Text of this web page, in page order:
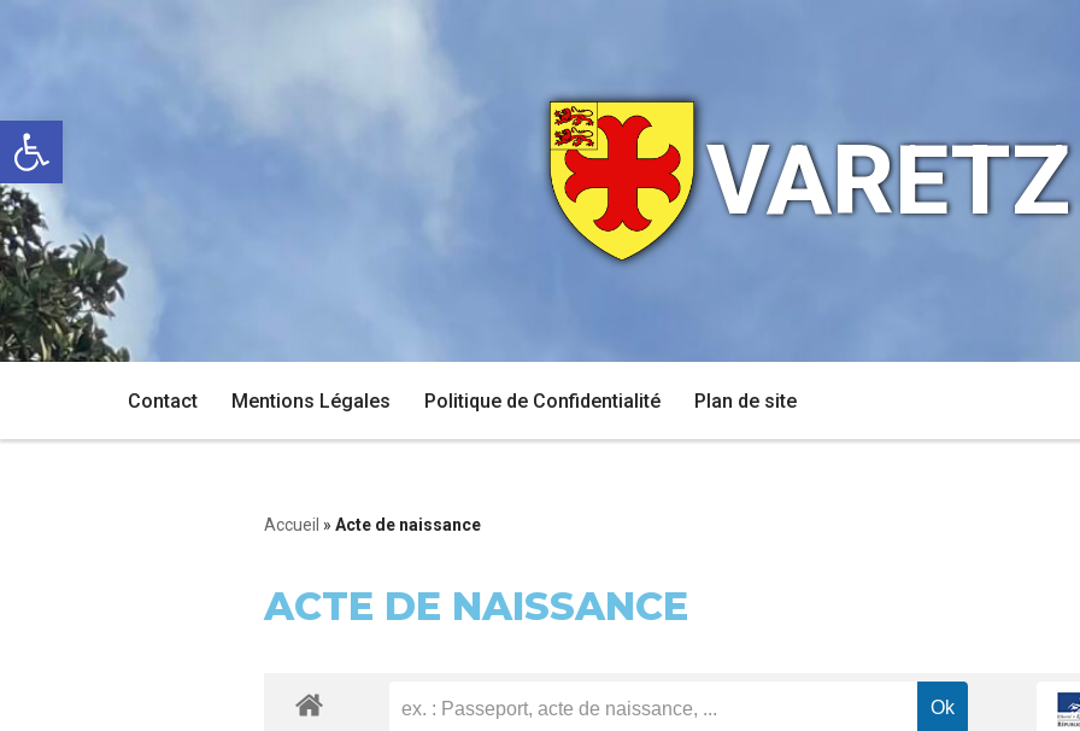
Ouvrir la barre d’outils
contenu
VARETZ
Contact Mentions Légales Politique de Confidentialité Plan de site
Accueil » Acte de naissance
ACTE DE NAISSANCE